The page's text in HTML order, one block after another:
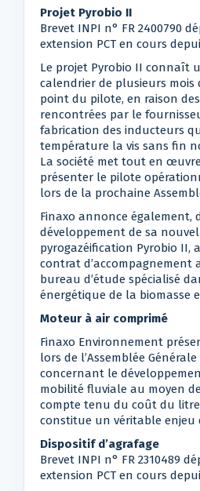
Projet Pyrobio II
Brevet INPI n° FR 2400790
extension PCT en cours
Le projet Pyrobio II connaît
calendrier de plusieurs mois
point du pilote, en raison
rencontrées par le
fabrication des inducteurs
température la vis sans fin
La société met tout en
présenter le pilote
lors de la prochaine
Finaxo annonce également,
développement de sa
pyrogazéification Pyrobio II,
contrat d’accompagnement
bureau d’étude spécialisé
énergétique de la biomasse
Moteur à air comprimé
Finaxo Environnement
lors de l’Assemblée
concernant le
mobilité fluviale au moyen
compte tenu du coût du litre
constitue un véritable enjeu
Dispositif d’agrafage
Brevet INPI n° FR 2310489
extension PCT en cours